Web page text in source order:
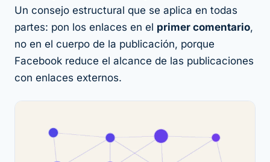
Un consejo estructural que se aplica en todas
partes: pon los enlaces en el primer comentario,
no en el cuerpo de la publicación, porque
Facebook reduce el alcance de las publicaciones
con enlaces externos.